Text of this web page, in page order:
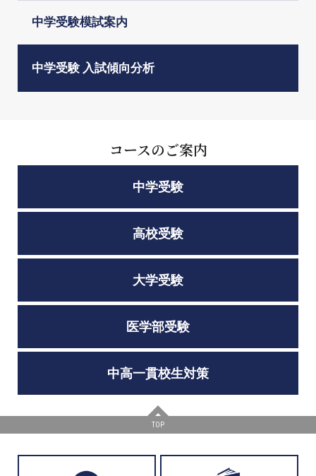
中学受験模試案内
中学受験 入試傾向分析
コースのご案内
中学受験
高校受験
大学受験
医学部受験
中高一貫校生対策
TOP